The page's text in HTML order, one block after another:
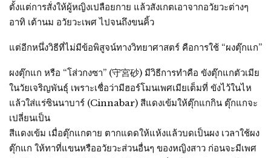
ตั้งแต่การสั่งให้ผู้หญิงเปลือยกาย แล้วสังเกตเอาจากอวัยวะต่างๆ
อาทิ เต้านม อวัยวะเพศ ไปจนถึงขนคิ้ว
แต่อีกหนึ่งวิธีที่ไม่มีข้อพิสูจน์ทางวิทยาศาสตร์ คือการใช้ “ผงตุ๊กแก”
ผงตุ๊กแก หรือ “โส่วกงซา” (守宮砂) มีวิธีการทำคือ ขังตุ๊กแกตัวเมีย
ในวัยเจริญพันธุ์ เพราะเชื่อว่ามีฮอร์โมนเพศเมียเต็มที่ ขังไว้ในไห
แล้วใส่แร่ซินนาบาร์ (Cinnabar) สีแดงเข้มให้ตุ๊กแกกิน ตุ๊กแกจะ
เปลี่ยนเป็น
สีแดงเข้ม เมื่อตุ๊กแกตาย ตากแดดให้แห้งแล้วบดเป็นผง เวลาใช้ผง
ตุ๊กแก ให้ทาที่แขนหรืออวัยวะส่วนอื่นๆ ของหญิงสาว ก่อนจะมีเพศ